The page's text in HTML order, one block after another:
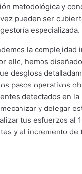
metodológica y
pueden ser
especializada.
la complejidad
ello, hemos
desglosa
pasos operativos
detectados en la
y delegar
tus esfuerzos al
y el incremento de